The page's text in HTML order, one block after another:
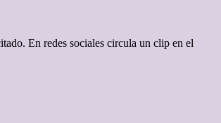
En redes sociales circula un clip en el